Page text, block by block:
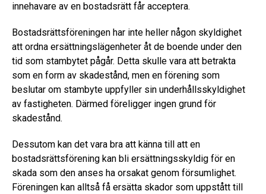
innehavare av en bostadsrätt får acceptera.
Bostadsrättsföreningen har inte heller någon skyldighet
att ordna ersättningslägenheter åt de boende under den
tid som stambytet pågår. Detta skulle vara att betrakta
som en form av skadestånd, men en förening som
beslutar om stambyte uppfyller sin underhållsskyldighet
av fastigheten. Därmed föreligger ingen grund för
skadestånd.
Dessutom kan det vara bra att känna till att en
bostadsrättsförening kan bli ersättningsskyldig för en
skada som den anses ha orsakat genom försumlighet.
Föreningen kan alltså få ersätta skador som uppstått till